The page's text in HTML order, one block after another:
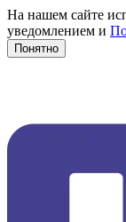
На нашем сайте
уведомлением и
Понятно